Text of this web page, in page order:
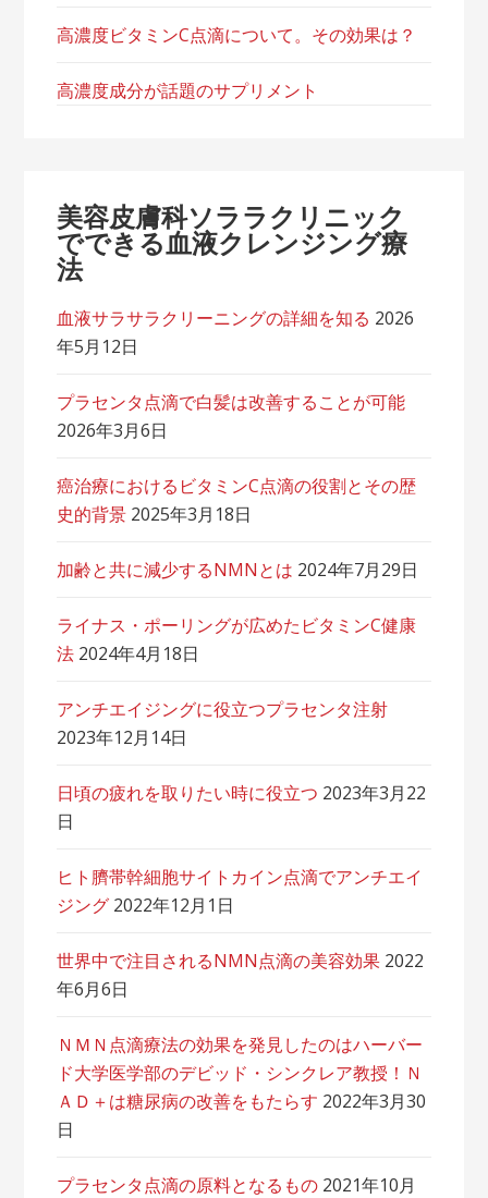
高濃度ビタミンC点滴について。その効果は？
高濃度成分が話題のサプリメント
美容皮膚科ソララクリニック
でできる血液クレンジング療
法
血液サラサラクリーニングの詳細を知る 2026
年5月12日
プラセンタ点滴で白髪は改善することが可能
2026年3月6日
癌治療におけるビタミンC点滴の役割とその歴
史的背景 2025年3月18日
加齢と共に減少するNMNとは 2024年7月29日
ライナス・ポーリングが広めたビタミンC健康
法 2024年4月18日
アンチエイジングに役立つプラセンタ注射
2023年12月14日
日頃の疲れを取りたい時に役立つ 2023年3月22
日
ヒト臍帯幹細胞サイトカイン点滴でアンチエイ
ジング 2022年12月1日
世界中で注目されるNMN点滴の美容効果 2022
年6月6日
ＮＭＮ点滴療法の効果を発見したのはハーバー
ド大学医学部のデビッド・シンクレア教授！Ｎ
ＡＤ＋は糖尿病の改善をもたらす 2022年3月30
日
プラセンタ点滴の原料となるもの 2021年10月